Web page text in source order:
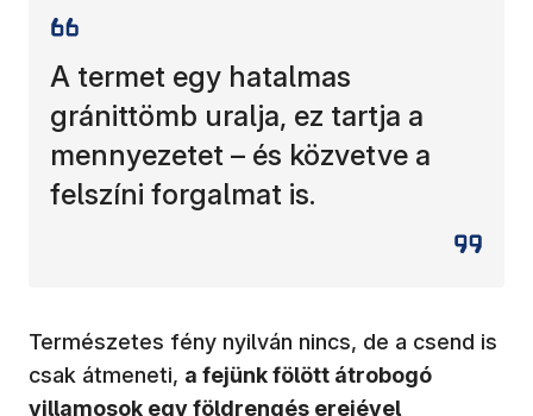
A termet egy hatalmas
gránittömb uralja, ez tartja a
mennyezetet – és közvetve a
felszíni forgalmat is.
Természetes fény nyilván nincs, de a csend is
csak átmeneti, a fejünk fölött átrobogó
villamosok egy földrengés erejével